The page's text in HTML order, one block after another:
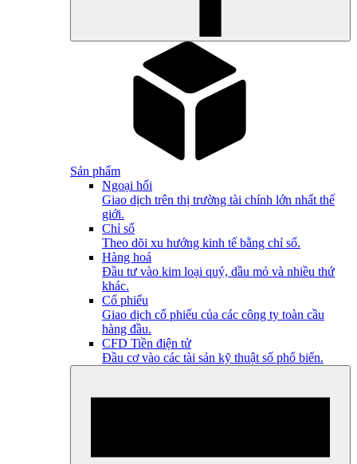
Sản phẩm
Ngoại hối
Giao dịch trên thị trường tài chính lớn nhất thế
giới.
Chỉ số
Theo dõi xu hướng kinh tế bằng chỉ số.
Hàng hoá
Đầu tư vào kim loại quý, dầu mỏ và nhiều thứ
khác.
Cổ phiếu
Giao dịch cổ phiếu của các công ty toàn cầu
hàng đầu.
CFD Tiền điện tử
Đầu cơ vào các tài sản kỹ thuật số phổ biến.